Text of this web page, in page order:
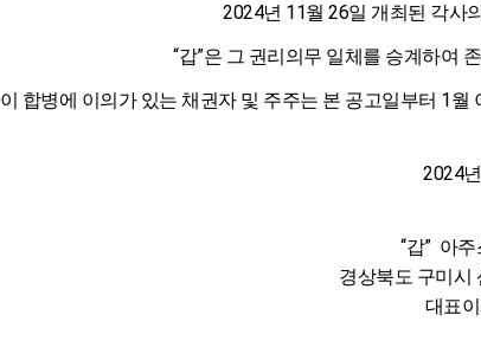
2024년 11월 26일 개최된 각사
“갑”은 그 권리의무 일체를 승계하여
이 합병에 이의가 있는 채권자 및 주주는 본 공고일부터 1
2024
“갑” 아
경상북도 구미시
대표